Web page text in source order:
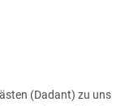
(Dadant) zu uns